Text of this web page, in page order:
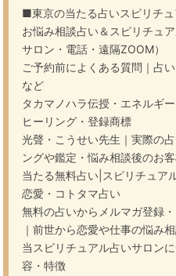
■東京の当たる占いスピリチ
お悩み相談占い＆スピリチュ
サロン・電話・遠隔ZOOM）
ご予約前によくある質問｜占
など
タカマノハラ伝授・エネルギ
ヒーリング・登録商標
光聲・こうせい先生｜実際の
ングや鑑定・悩み相談後のお
当たる無料占い|スピリチュア
恋愛・コトタマ占い
無料の占いからメルマガ登録
｜前世から恋愛や仕事の悩み
当スピリチュアル占いサロン
容・特徴